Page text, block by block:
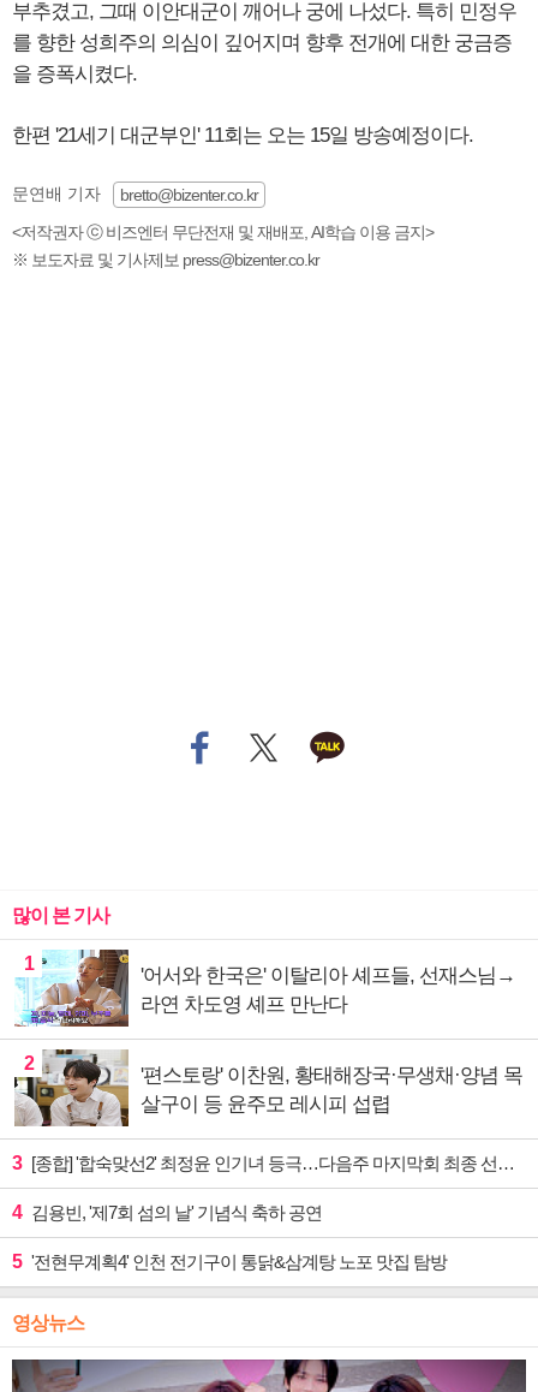
부추겼고, 그때 이안대군이 깨어나 궁에 나섰다. 특히 민정우
를 향한 성희주의 의심이 깊어지며 향후 전개에 대한 궁금증
을 증폭시켰다.
한편 '21세기 대군부인' 11회는 오는 15일 방송예정이다.
문연배 기자
bretto@bizenter.co.kr
<저작권자 ⓒ 비즈엔터 무단전재 및 재배포, AI학습 이용 금지>
※ 보도자료 및 기사제보 press@bizenter.co.kr
많이 본 기사
1
'어서와 한국은' 이탈리아 셰프들, 선재스님→
라연 차도영 셰프 만난다
2
'편스토랑' 이찬원, 황태해장국·무생채·양념 목
살구이 등 윤주모 레시피 섭렵
3 [종합] '합숙맞선2' 최정윤 인기녀 등극…다음주 마지막회 최종 선택 예고
4 김용빈, '제7회 섬의 날' 기념식 축하 공연
5 '전현무계획4' 인천 전기구이 통닭&삼계탕 노포 맛집 탐방
영상뉴스